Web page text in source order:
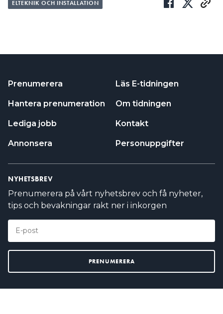
ELTEKNIK OCH INSTALLATION
Prenumerera
Hantera prenumeration
Lediga jobb
Annonsera
Läs E-tidningen
Om tidningen
Kontakt
Personuppgifter
NYHETSBREV
Prenumerera på vårt nyhetsbrev och få nyheter,
tips och bevakningar rakt ner i inkorgen